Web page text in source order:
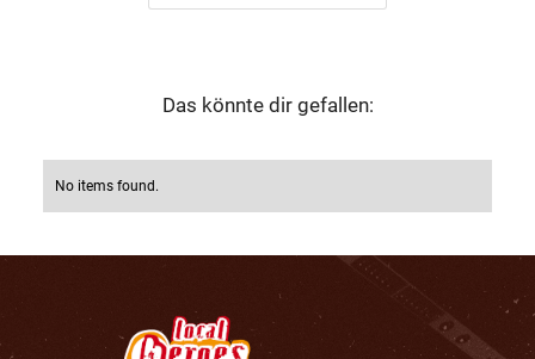
Das könnte dir gefallen:
No items found.